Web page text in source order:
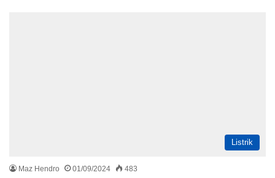
Listrik
Maz Hendro 01/09/2024 483